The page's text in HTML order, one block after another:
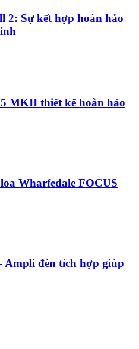
2: Sự kết hợp hoàn hảo
MKII thiết kế hoàn hảo
Wharfedale FOCUS
đèn tích hợp giúp